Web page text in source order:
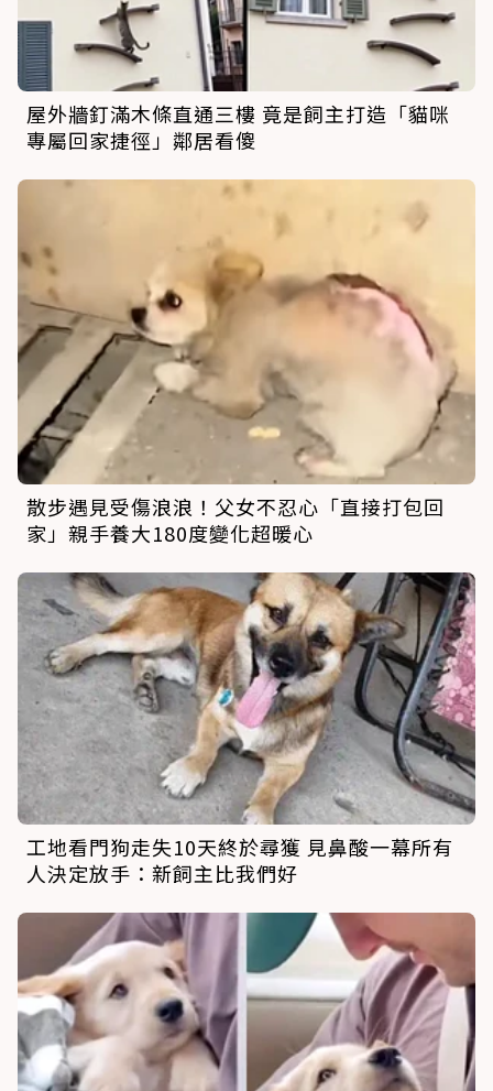
屋外牆釘滿木條直通三樓 竟是飼主打造「貓咪
專屬回家捷徑」鄰居看傻
散步遇見受傷浪浪！父女不忍心「直接打包回
家」親手養大180度變化超暖心
工地看門狗走失10天終於尋獲 見鼻酸一幕所有
人決定放手：新飼主比我們好